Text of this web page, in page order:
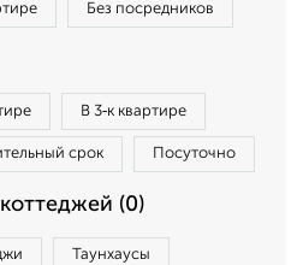
Без посредников
В 3‑к квартире
срок Посуточно
(0)
Таунхаусы